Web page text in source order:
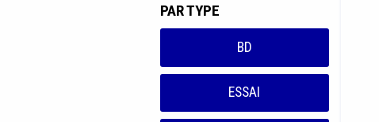
PAR TYPE
BD
ESSAI